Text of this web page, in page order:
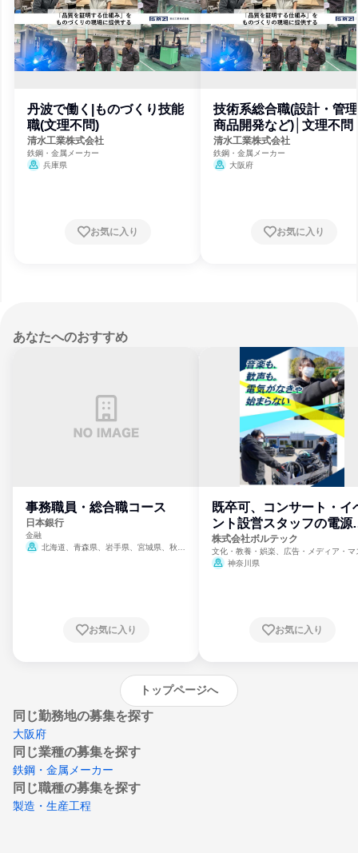
丹波で働く|ものづくり技能
職(文理不問)
清水工業株式会社
鉄鋼・金属メーカー
兵庫県
お気に入り
技術系総合職(設計・管
商品開発など)│文理不問
清水工業株式会社
鉄鋼・金属メーカー
大阪府
お気に入り
あなたへのおすすめ
事務職員・総合職コース
日本銀行
金融
北海道、青森県、岩手県、宮城県、秋田
崎県、熊本県、大分県、宮崎県、鹿児島県、
お気に入り
既卒可、コンサート・イ
ント設営スタッフの電源
門
株式会社ボルテック
文化・教養・娯楽、広告・メディア・マ
ミ、電力・ガス・水道・エネルギー
神奈川県
お気に入り
トップページへ
同じ勤務地の募集を探す
大阪府
同じ業種の募集を探す
鉄鋼・金属メーカー
同じ職種の募集を探す
製造・生産工程